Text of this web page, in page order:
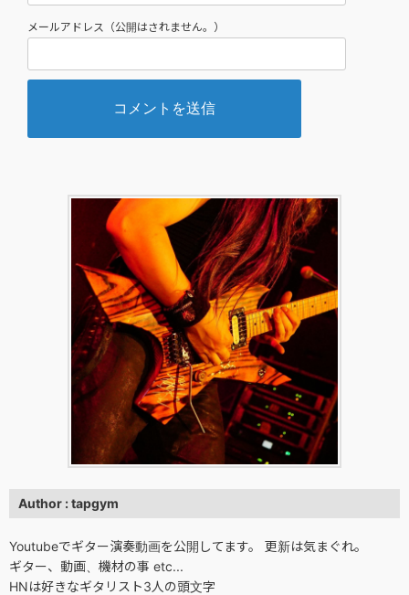
メールアドレス（公開はされません。）
Author : tapgym
Youtubeでギター演奏動画を公開してます。 更新は気まぐれ。
ギター、動画、機材の事 etc...
HNは好きなギタリスト3人の頭文字